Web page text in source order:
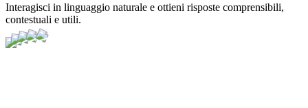
Interagisci in linguaggio naturale e ottieni risposte comprensibili,
contestuali e utili.